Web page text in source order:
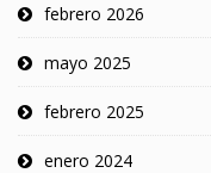
febrero 2026
mayo 2025
febrero 2025
enero 2024